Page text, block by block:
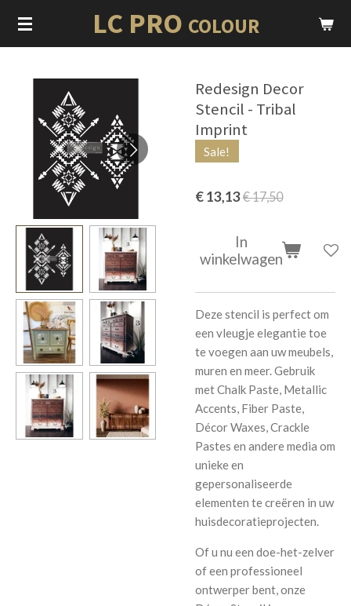
Ga
direct
hoofdinhoud
LC PRO COLOUR
Redesign Decor
Stencil - Tribal
Imprint
Sale!
€ 13,13€ 17,50
In
winkelwagen
Deze stencil is perfect om
een ​​vleugje elegantie toe
te voegen aan uw meubels,
muren en meer. Gebruik
met Chalk Paste, Metallic
Accents, Fiber Paste,
Décor Waxes, Crackle
Pastes en andere media om
unieke en
gepersonaliseerde
elementen te creëren in uw
huisdecoratieprojecten.
Of u nu een doe-het-zelver
of een professioneel
ontwerper bent, onze